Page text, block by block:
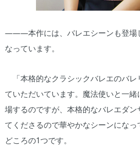
―――本作には、バレエシーンも登場
なっています。
「本格的なクラシックバレエのバレ
ていただいています。魔法使いと一
場するのですが、本格的なバレエダン
てくださるので華やかなシーンにな
どころの1つです。